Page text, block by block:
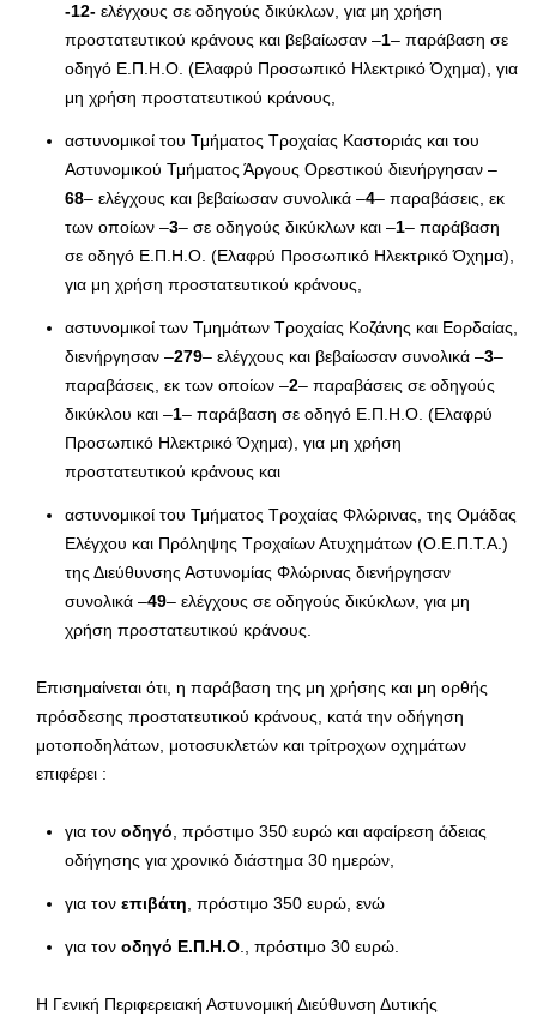
-12- ελέγχους σε οδηγούς δικύκλων, για μη χρήση
προστατευτικού κράνους και βεβαίωσαν –1– παράβαση σε
οδηγό Ε.Π.Η.Ο. (Ελαφρύ Προσωπικό Ηλεκτρικό Όχημα), για
μη χρήση προστατευτικού κράνους,
αστυνομικοί του Τμήματος Τροχαίας Καστοριάς και του
Αστυνομικού Τμήματος Άργους Ορεστικού διενήργησαν –
68– ελέγχους και βεβαίωσαν συνολικά –4– παραβάσεις, εκ
των οποίων –3– σε οδηγούς δικύκλων και –1– παράβαση
σε οδηγό Ε.Π.Η.Ο. (Ελαφρύ Προσωπικό Ηλεκτρικό Όχημα),
για μη χρήση προστατευτικού κράνους,
αστυνομικοί των Τμημάτων Τροχαίας Κοζάνης και Εορδαίας,
διενήργησαν –279– ελέγχους και βεβαίωσαν συνολικά –3–
παραβάσεις, εκ των οποίων –2– παραβάσεις σε οδηγούς
δικύκλου και –1– παράβαση σε οδηγό Ε.Π.Η.Ο. (Ελαφρύ
Προσωπικό Ηλεκτρικό Όχημα), για μη χρήση
προστατευτικού κράνους και
αστυνομικοί του Τμήματος Τροχαίας Φλώρινας, της Ομάδας
Ελέγχου και Πρόληψης Τροχαίων Ατυχημάτων (Ο.Ε.Π.Τ.Α.)
της Διεύθυνσης Αστυνομίας Φλώρινας διενήργησαν
συνολικά –49– ελέγχους σε οδηγούς δικύκλων, για μη
χρήση προστατευτικού κράνους.
Επισημαίνεται ότι, η παράβαση της μη χρήσης και μη ορθής
πρόσδεσης προστατευτικού κράνους, κατά την οδήγηση
μοτοποδηλάτων, μοτοσυκλετών και τρίτροχων οχημάτων
επιφέρει :
για τον οδηγό, πρόστιμο 350 ευρώ και αφαίρεση άδειας
οδήγησης για χρονικό διάστημα 30 ημερών,
για τον επιβάτη, πρόστιμο 350 ευρώ, ενώ
για τον οδηγό Ε.Π.Η.Ο., πρόστιμο 30 ευρώ.
Η Γενική Περιφερειακή Αστυνομική Διεύθυνση Δυτικής